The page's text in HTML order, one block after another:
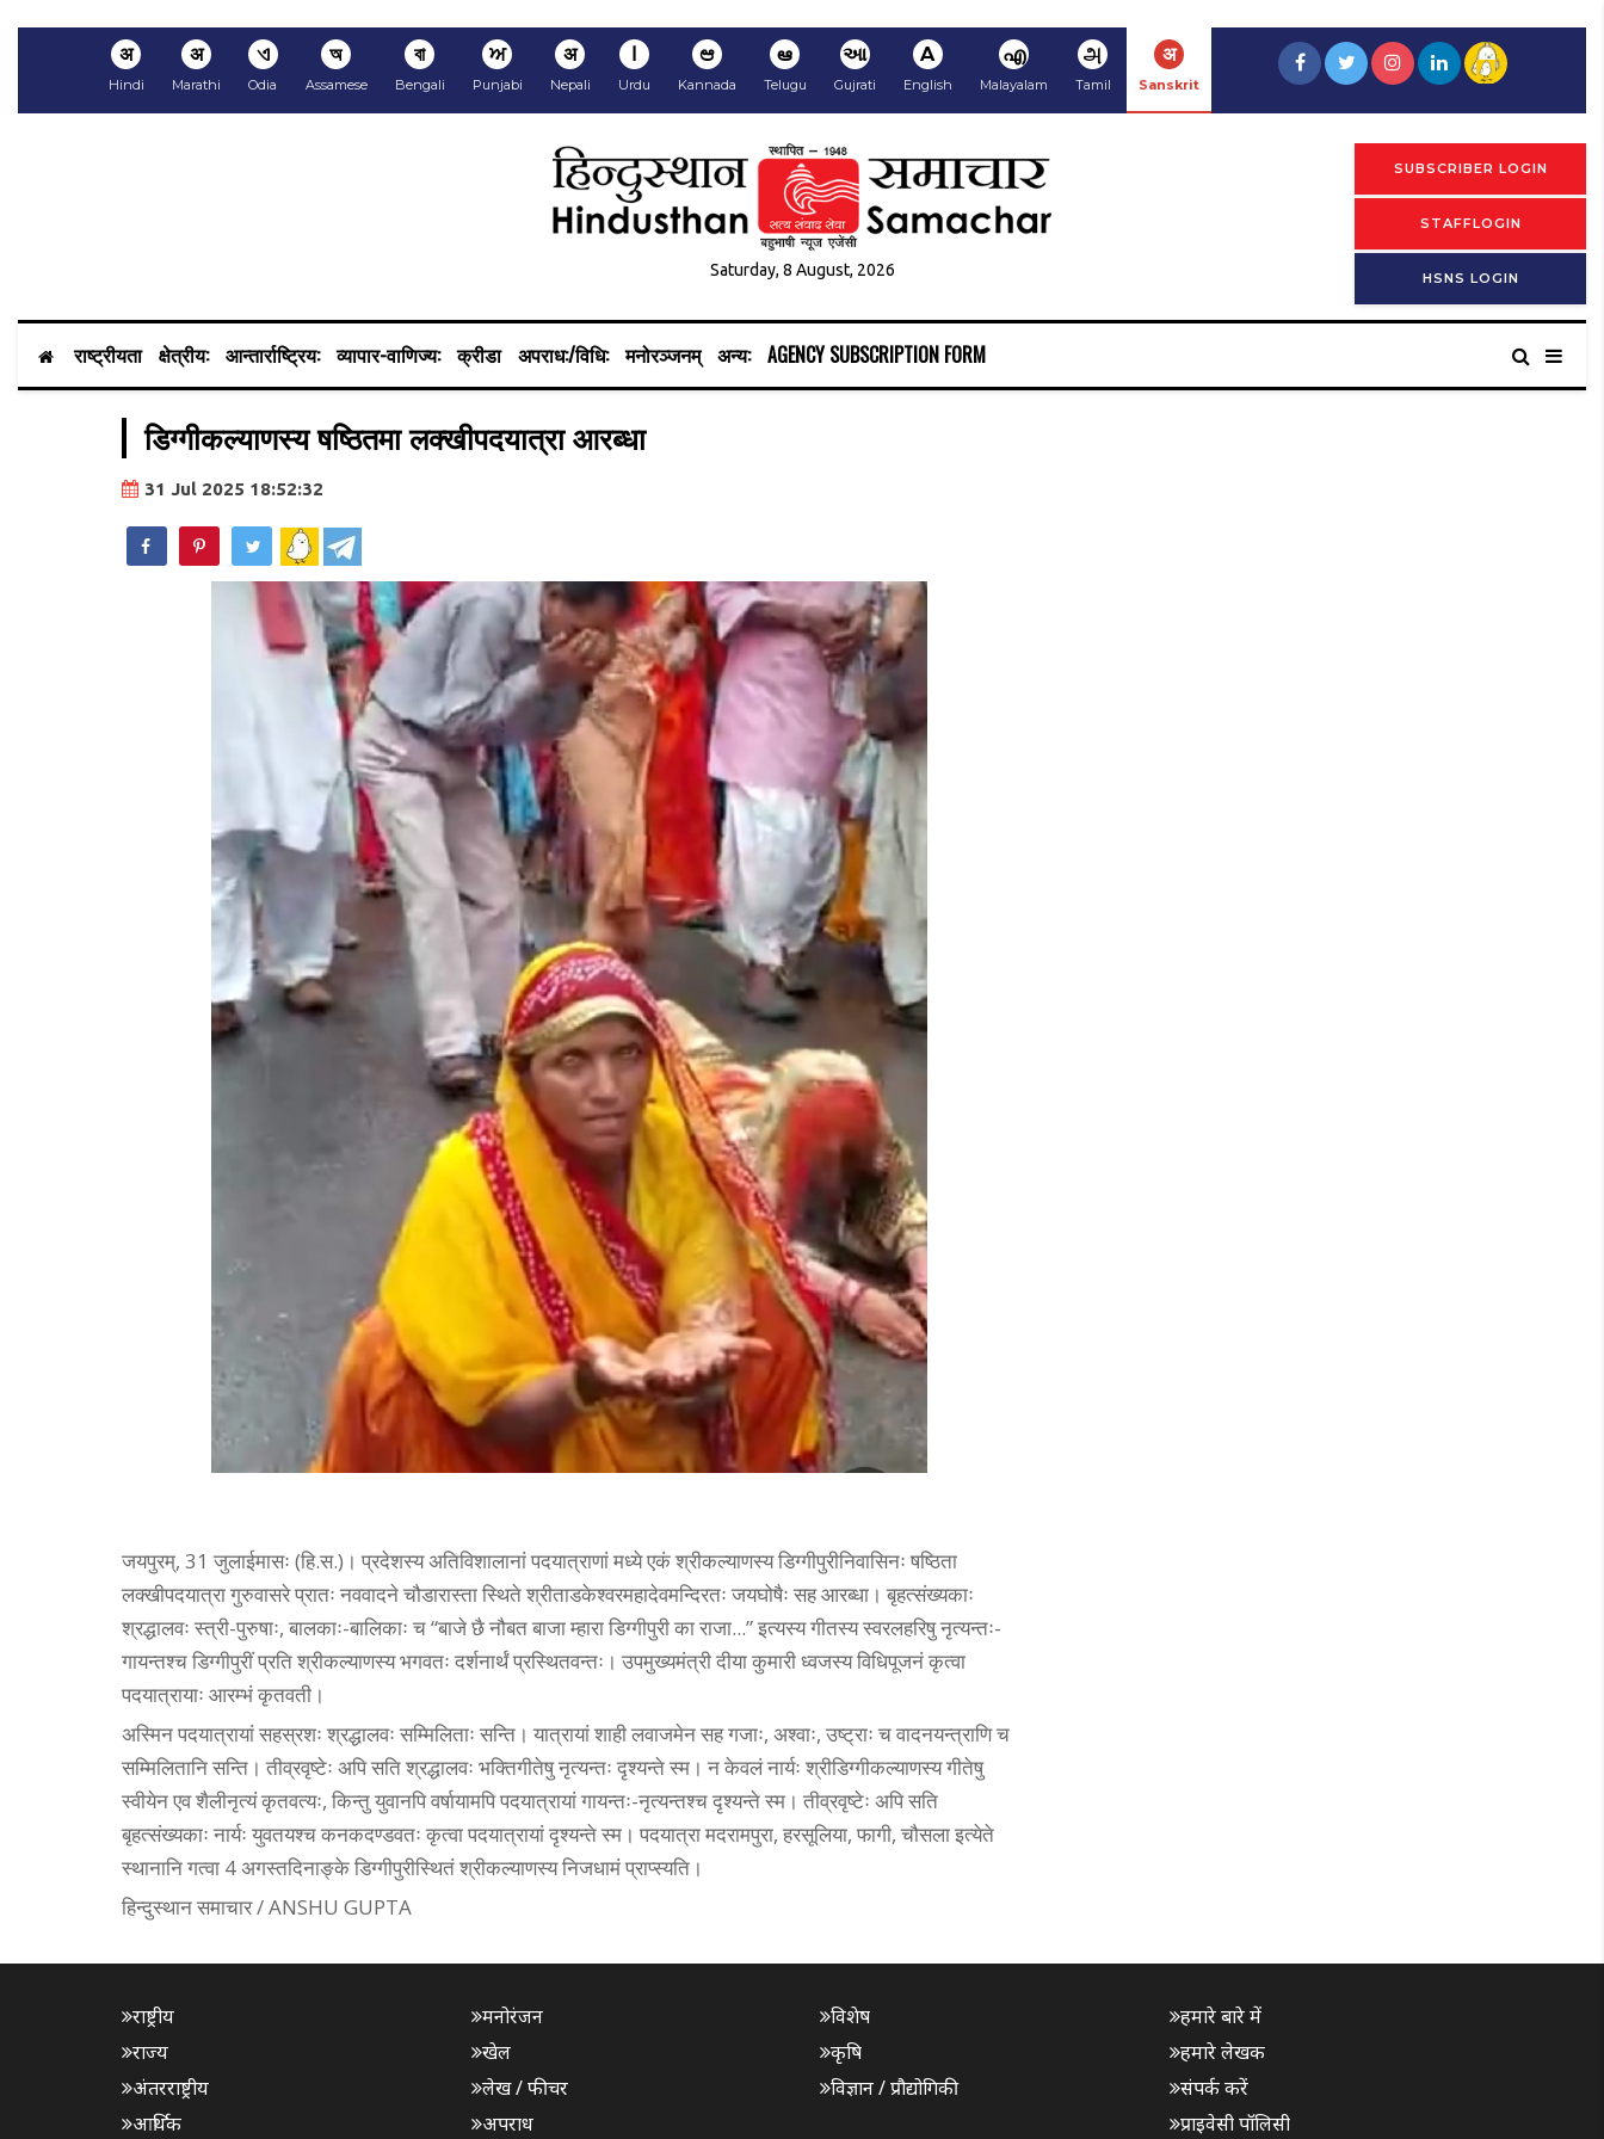
अ
Hindi
अ
Marathi
ଏ
Odia
অ
Assamese
বা
Bengali
ਅ
Punjabi
अ
Nepali
ا
Urdu
ಆ
Kannada
ఆ
Telugu
આ
Gujrati
A
English
എ
Malayalam
அ
Tamil
अ
Sanskrit
Saturday, 8 August, 2026
SUBSCRIBER LOGIN
STAFFLOGIN
HSNS LOGIN
राष्ट्रीयता क्षेत्रीय: आन्तार्राष्ट्रिय: व्यापार-वाणिज्य: क्रीडा अपराध:/विधि: मनोरञ्जनम् अन्य: AGENCY SUBSCRIPTION FORM
डिग्गीकल्याणस्य षष्ठितमा लक्खीपदयात्रा आरब्धा
31 Jul 2025 18:52:32
जयपुरम्, 31 जुलाईमासः (हि.स.)। प्रदेशस्य अतिविशालानां पदयात्राणां मध्ये एकं श्रीकल्याणस्य डिग्गीपुरीनिवासिनः षष्ठिता
लक्खीपदयात्रा गुरुवासरे प्रातः नववादने चौडारास्ता स्थिते श्रीताडकेश्वरमहादेवमन्दिरतः जयघोषैः सह आरब्धा। बृहत्संख्यकाः
श्रद्धालवः स्त्री-पुरुषाः, बालकाः-बालिकाः च “बाजे छै नौबत बाजा म्हारा डिग्गीपुरी का राजा...” इत्यस्य गीतस्य स्वरलहरिषु नृत्यन्तः-
गायन्तश्च डिग्गीपुरीं प्रति श्रीकल्याणस्य भगवतः दर्शनार्थं प्रस्थितवन्तः। उपमुख्यमंत्री दीया कुमारी ध्वजस्य विधिपूजनं कृत्वा
पदयात्रायाः आरम्भं कृतवती।
अस्मिन पदयात्रायां सहस्रशः श्रद्धालवः सम्मिलिताः सन्ति। यात्रायां शाही लवाजमेन सह गजाः, अश्वाः, उष्ट्राः च वादनयन्त्राणि च
सम्मिलितानि सन्ति। तीव्रवृष्टेः अपि सति श्रद्धालवः भक्तिगीतेषु नृत्यन्तः दृश्यन्ते स्म। न केवलं नार्यः श्रीडिग्गीकल्याणस्य गीतेषु
स्वीयेन एव शैलीनृत्यं कृतवत्यः, किन्तु युवानपि वर्षायामपि पदयात्रायां गायन्तः-नृत्यन्तश्च दृश्यन्ते स्म। तीव्रवृष्टेः अपि सति
बृहत्संख्यकाः नार्यः युवतयश्च कनकदण्डवतः कृत्वा पदयात्रायां दृश्यन्ते स्म। पदयात्रा मदरामपुरा, हरसूलिया, फागी, चौसला इत्येते
स्थानानि गत्वा 4 अगस्तदिनाङ्के डिग्गीपुरीस्थितं श्रीकल्याणस्य निजधामं प्राप्स्यति।
हिन्दुस्थान समाचार / ANSHU GUPTA
राष्ट्रीय
राज्य
अंतरराष्ट्रीय
आर्थिक
मनोरंजन
खेल
लेख / फीचर
अपराध
विशेष
कृषि
विज्ञान / प्रौद्योगिकी
हमारे बारे में
हमारे लेखक
संपर्क करें
प्राइवेसी पॉलिसी